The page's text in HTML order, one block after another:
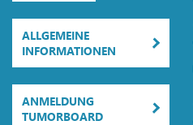
ALLGEMEINE
INFORMATIONEN
ANMELDUNG
TUMORBOARD